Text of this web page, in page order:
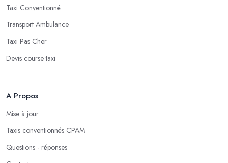
Taxi Conventionné
Transport Ambulance
Taxi Pas Cher
Devis course taxi
A Propos
Mise à jour
Taxis conventionnés CPAM
Questions - réponses